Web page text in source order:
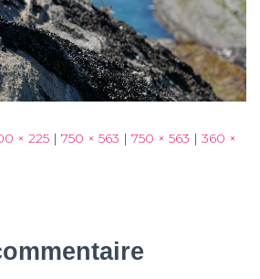
× 225 | 750 × 563 | 750 × 563 | 360 ×